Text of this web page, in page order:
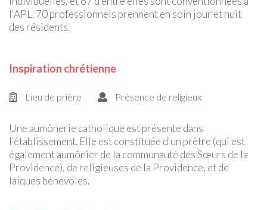
l'APL. 70 professionnels prennent en soin jour et nuit
des résidents.
Inspiration chrétienne
Lieu de prière Présence de religieux
Une aumônerie catholique est présente dans
l'établissement. Elle est constituée d'un prêtre (qui est
également aumônier de la communauté des Sœurs de la
Providence), de religieuses de la Providence, et de
laïques bénévoles.